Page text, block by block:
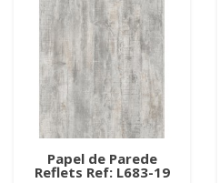
Papel de Parede
Reflets Ref: L683-19